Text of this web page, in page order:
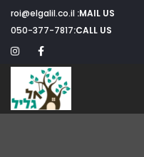
MAIL US:
CALL US:
050-377-7817